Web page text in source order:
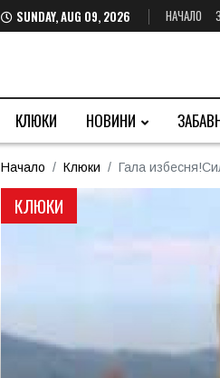
SUNDAY, AUG 09, 2026 НАЧАЛО
КЛЮКИ НОВИНИ
Начало Клюки Гала
КЛЮКИ